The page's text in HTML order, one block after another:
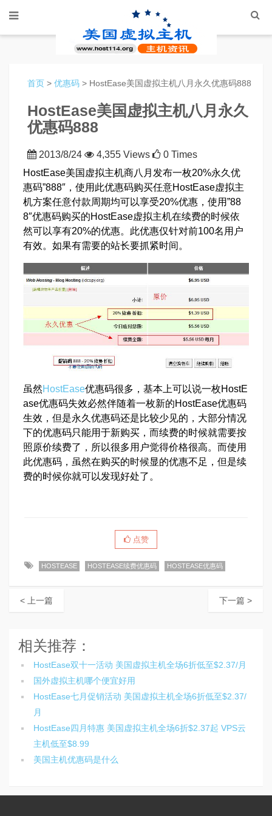
首页 > 优惠码 > HostEase美国虚拟主机八月永久优惠码888
HostEase美国虚拟主机八月永久
优惠码888
2013/8/24 4,355 Views
0 Times
HostEase美国虚拟主机商八月发布一枚20%永久优
惠码”888″，使用此优惠码购买任意HostEase虚拟主
机方案任意付款周期均可以享受20%优惠，使用”88
8″优惠码购买的HostEase虚拟主机在续费的时候依
然可以享有20%的优惠。此优惠仅针对前100名用户
有效。如果有需要的站长要抓紧时间。
虽然HostEase优惠码很多，基本上可以说一枚HostE
ase优惠码失效必然伴随着一枚新的HostEase优惠码
生效，但是永久优惠码还是比较少见的，大部分情况
下的优惠码只能用于新购买，而续费的时候就需要按
照原价续费了，所以很多用户觉得价格很高。而使用
此优惠码，虽然在购买的时候显的优惠不足，但是续
费的时候你就可以发现好处了。
点赞
HOSTEASE HOSTEASE续费优惠码 HOSTEASE优惠码
< 上一篇 下一篇 >
相关推荐：
HostEase双十一活动 美国虚拟主机全场6折低至$2.37/月
国外虚拟主机哪个便宜好用
HostEase七月促销活动 美国虚拟主机全场6折低至$2.37/
月
HostEase四月特惠 美国虚拟主机全场6折$2.37起 VPS云
主机低至$8.99
美国主机优惠码是什么